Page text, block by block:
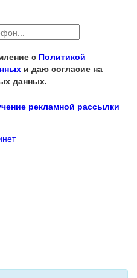
с Политикой
и даю согласие на
данных.
рекламной рассылки